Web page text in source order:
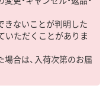
きないことが判明した
いただくことがありま
場合は、入荷次第のお届